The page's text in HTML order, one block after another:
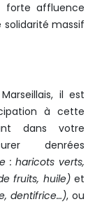
forte affluence
massif
il est
à cette
dans votre
denrées
: haricots verts,
fruits, huile)et
dentifrice…), ou